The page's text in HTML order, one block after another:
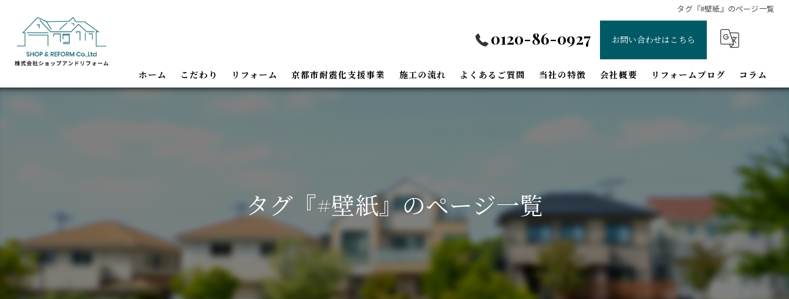
タグ『#壁紙』のページ一覧
0120-86-0927 お問い合わせはこちら
ホーム こだわり リフォーム
耐震・省エネリフォーム
店舗内装リフォーム
京都市耐震化支援事業 施工の流れ よくあるご質問 当社の特徴
北区のリフォーム
左京区のリフォーム
会社概要 リフォームブログ コラム
タグ『#壁紙』のページ一覧